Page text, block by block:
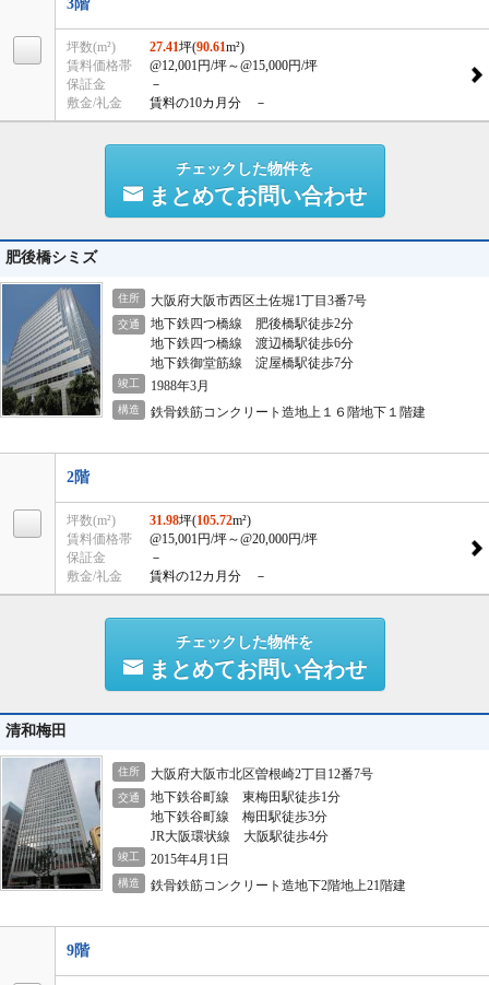
3階
坪数(m²) 27.41坪(90.61m²)
賃料価格帯
@12,001円/坪～@15,000円/坪
保証金
－
敷金/礼金
賃料の10カ月分 －
チェックした物件を
まとめてお問い合わせ
肥後橋シミズ
住所 大阪府大阪市西区土佐堀1丁目3番7号
交通
地下鉄四つ橋線 肥後橋駅徒歩2分
地下鉄四つ橋線 渡辺橋駅徒歩6分
地下鉄御堂筋線 淀屋橋駅徒歩7分
竣工 1988年3月
構造 鉄骨鉄筋コンクリート造地上１６階地下１階建
2階
坪数(m²) 31.98坪(105.72m²)
賃料価格帯
@15,001円/坪～@20,000円/坪
保証金
－
敷金/礼金
賃料の12カ月分 －
チェックした物件を
まとめてお問い合わせ
清和梅田
住所 大阪府大阪市北区曽根崎2丁目12番7号
交通
地下鉄谷町線 東梅田駅徒歩1分
地下鉄谷町線 梅田駅徒歩3分
JR大阪環状線 大阪駅徒歩4分
竣工 2015年4月1日
構造 鉄骨鉄筋コンクリート造地下2階地上21階建
9階